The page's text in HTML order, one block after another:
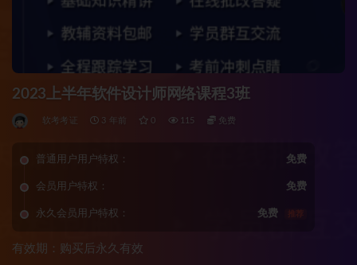
2023上半年软件设计师网络课程3班
软考考证 3 年前 0 115 免费
普通用户用户特权： 免费
会员用户特权： 免费
永久会员用户特权： 免费 推荐
有效期：购买后永久有效